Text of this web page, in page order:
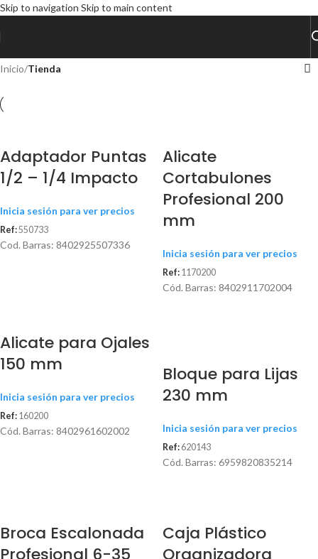
Skip to navigation Skip to main content
Inicio/Tienda
Adaptador Puntas
1/2 – 1/4 Impacto
Inicia sesión para ver precios
Ref:550733
Cod. Barras: 8402925507336
Alicate
Cortabulones
Profesional 200
mm
Inicia sesión para ver precios
Ref: 1170200
Cód. Barras: 8402911702004
Alicate para Ojales
150 mm
Inicia sesión para ver precios
Ref: 160200
Cód. Barras: 8402961602002
Bloque para Lijas
230 mm
Inicia sesión para ver precios
Ref: 620143
Cód. Barras: 6959820835214
Broca Escalonada
Profesional 6-35
Caja Plástico
Organizadora